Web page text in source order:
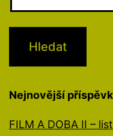
Nejnovější
FILM A DOBA II –